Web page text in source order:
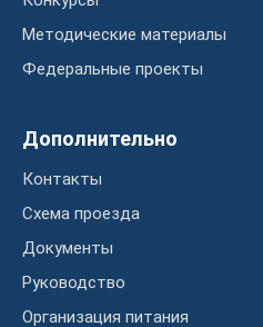
Методические материалы
Федеральные проекты
Дополнительно
Контакты
Схема проезда
Документы
Руководство
Организация питания